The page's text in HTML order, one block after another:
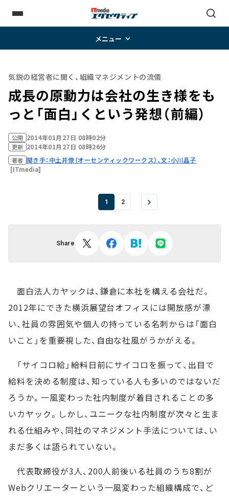
メニュー
気鋭の経営者に聞く、組織マネジメントの流儀
成長の原動力は会社の生き様をも
っと「面白」くという発想（前編）
公開 2014年01月27日 08時02分
更新 2014年01月27日 08時26分
著者 聞き手：中土井僚（オーセンティックワークス）、文：小川晶子
[ITmedia]
1 2
Share
面白法人カヤックは、鎌倉に本社を構える会社だ。
2012年にできた横浜展望台オフィスには開放感が漂
い、社員の雰囲気や個人の持っている名刺からは「面白
いこと」を重要視した、自由な社風がうかがえる。
「サイコロ給」――給料日前にサイコロを振って、出目で
給料を決める制度は、知っている人も多いのではないだ
ろうか。一風変わった社内制度が着目されることの多
いカヤック。しかし、ユニークな社内制度が次々と生ま
れる仕組みや、同社のマネジメント手法については、い
まだ多くは語られていない。
代表取締役が3人、200人前後いる社員のうち8割が
Webクリエーターという一風変わった組織構成で、ど